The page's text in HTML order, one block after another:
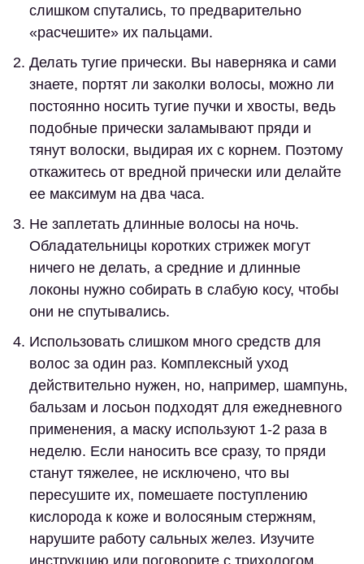
слишком спутались, то предварительно
«расчешите» их пальцами.
Делать тугие прически. Вы наверняка и сами
знаете, портят ли заколки волосы, можно ли
постоянно носить тугие пучки и хвосты, ведь
подобные прически заламывают пряди и
тянут волоски, выдирая их с корнем. Поэтому
откажитесь от вредной прически или делайте
ее максимум на два часа.
Не заплетать длинные волосы на ночь.
Обладательницы коротких стрижек могут
ничего не делать, а средние и длинные
локоны нужно собирать в слабую косу, чтобы
они не спутывались.
Использовать слишком много средств для
волос за один раз. Комплексный уход
действительно нужен, но, например, шампунь,
бальзам и лосьон подходят для ежедневного
применения, а маску используют 1-2 раза в
неделю. Если наносить все сразу, то пряди
станут тяжелее, не исключено, что вы
пересушите их, помешаете поступлению
кислорода к коже и волосяным стержням,
нарушите работу сальных желез. Изучите